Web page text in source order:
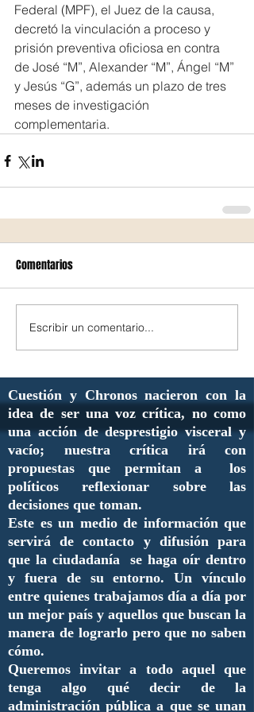
Federal (MPF), el Juez de la causa,
decretó la vinculación a proceso y
prisión preventiva oficiosa en contra
de José “M”, Alexander “M”, Ángel “M”
y Jesús “G”, además un plazo de tres
meses de investigación
complementaria.
Comentarios
Escribir un comentario...
Cuestión y Chronos nacieron con la
idea de ser una voz crítica, no como
una acción de desprestigio visceral y
vacío; nuestra crítica irá con
propuestas que permitan a los
políticos reflexionar sobre las
decisiones que toman.
Este es un medio de información que
servirá de contacto y difusión para
que la ciudadanía se haga oír dentro
y fuera de su entorno. Un vínculo
entre quienes trabajamos día a día por
un mejor país y aquellos que buscan la
manera de lograrlo pero que no saben
cómo.
Queremos invitar a todo aquel que
tenga algo qué decir de la
administración pública a que se unan